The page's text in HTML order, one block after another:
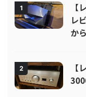
1
レ
か
2
【